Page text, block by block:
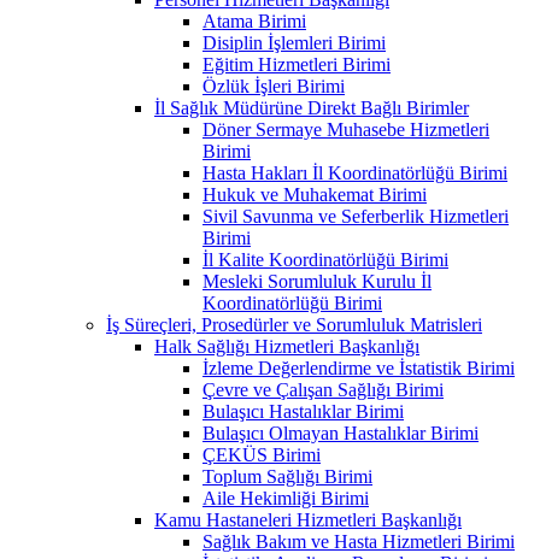
Atama Birimi
Disiplin İşlemleri Birimi
Eğitim Hizmetleri Birimi
Özlük İşleri Birimi
İl Sağlık Müdürüne Direkt Bağlı Birimler
Döner Sermaye Muhasebe Hizmetleri
Birimi
Hasta Hakları İl Koordinatörlüğü Birimi
Hukuk ve Muhakemat Birimi
Sivil Savunma ve Seferberlik Hizmetleri
Birimi
İl Kalite Koordinatörlüğü Birimi
Mesleki Sorumluluk Kurulu İl
Koordinatörlüğü Birimi
İş Süreçleri, Prosedürler ve Sorumluluk Matrisleri
Halk Sağlığı Hizmetleri Başkanlığı
İzleme Değerlendirme ve İstatistik Birimi
Çevre ve Çalışan Sağlığı Birimi
Bulaşıcı Hastalıklar Birimi
Bulaşıcı Olmayan Hastalıklar Birimi
ÇEKÜS Birimi
Toplum Sağlığı Birimi
Aile Hekimliği Birimi
Kamu Hastaneleri Hizmetleri Başkanlığı
Sağlık Bakım ve Hasta Hizmetleri Birimi